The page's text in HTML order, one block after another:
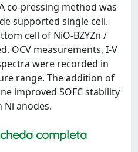
co-pressing method was
supported single cell.
cell of NiO-BZYZn /
OCV measurements, I-V
were recorded in
range. The addition of
improved SOFC stability
Ni anodes.
completa